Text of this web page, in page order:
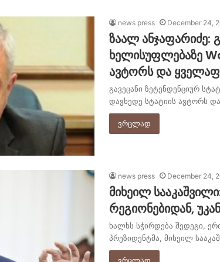
news press December 24,
ზაალ ანჯაფარიძე:
ხელისუფლებაზე
ავტორს და
გავეცანი ზეტენდენციურ
დავხედე სტატიის ავტორს
ვრცლად
news press December 24,
მიხეილ
რეგიონებიდან,
ხალხს სჭირდება შედეგი,
პრეზიდენტმა, მიხეილ